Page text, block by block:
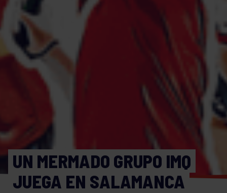
UN MERMADO GRUPO IMQ
JUEGA EN SALAMANCA